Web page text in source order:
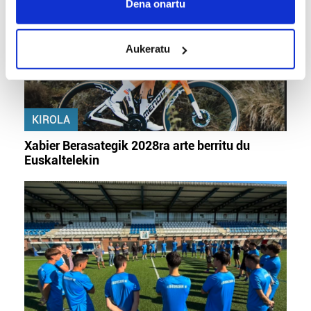
Identify your device by actively scanning it for
specific characteristics (fingerprinting)
Find out more about how your personal data is processed
and set your preferences in thedetails section.
prozesatzen ditugu, zure IP zenbakia, besteak beste,
pertsonalizatuak eskaintzeko, iragarkiak eta edukia
neurtzeko, jendeari buruzko informazioa biltzeko eta
produktuak garatzeko. Zure datuak nork eta zertarako
erabiltzen dituen hauta dezakezu.
Bazkide batzuek ez dizute baimenik eskatzen, eta beren
interes komertzial legitimoetan babesten dira. Ikusi gure
bazkideen zerrenda, beren ustez zein helburutarako
Dena onartu
Aukeratu
KIROLA
Xabier Berasategik 2028ra arte berritu du
Euskaltelekin